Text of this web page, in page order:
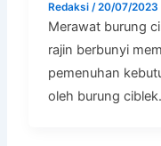
Redaksi/20/07/2023
Merawat burung
rajin berbunyi
pemenuhan
oleh burung ciblek.